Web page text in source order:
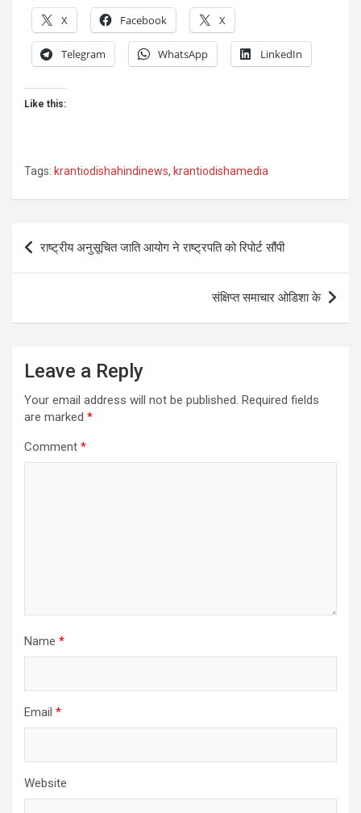
X Facebook X
Telegram WhatsApp LinkedIn
Like this:
Tags: krantiodishahindinews, krantiodishamedia
Post
navigation
राष्ट्रीय अनुसूचित जाति आयोग ने राष्ट्रपति को रिपोर्ट सौंपी
संक्षिप्त समाचार ओडिशा के
Leave a Reply
Your email address will not be published. Required fields
are marked *
Comment *
Name *
Email *
Website